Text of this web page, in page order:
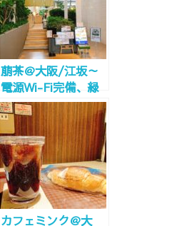
萠茶＠大阪/江坂～
電源Wi-Fi完備、緑
溢れる温室のような
カフェ～
カフェミンク＠大